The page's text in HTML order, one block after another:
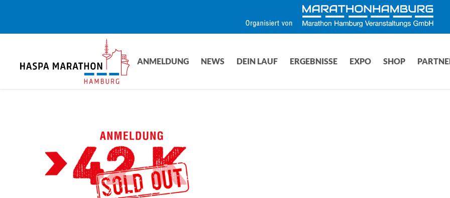
ANMELDUNG NEWS DEIN LAUF ERGEBNISSE EXPO SHOP